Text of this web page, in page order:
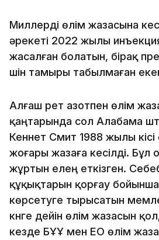
Миллерді өлім жазасына
әрекеті 2022 жылы
жасалған болатын, бірақ
үшін тамыры табылмаған
Алғаш рет азотпен өлім
қаңтарында сол Алабама
Кеннет Смит 1988 жылы кісі
жоғары жазаға кесілді. Бұл
жұртын елең еткізген.
құқықтарын қорғау
көрсетуге тырысатын
күнге дейін өлім жазасын
кезде БҰҰ мен ЕО өлім